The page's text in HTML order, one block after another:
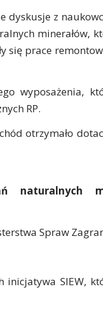
dyskusje z
minerałów,
się prace
wyposażenia,
RP.
otrzymało
naturalnych
Spraw
SIEW,